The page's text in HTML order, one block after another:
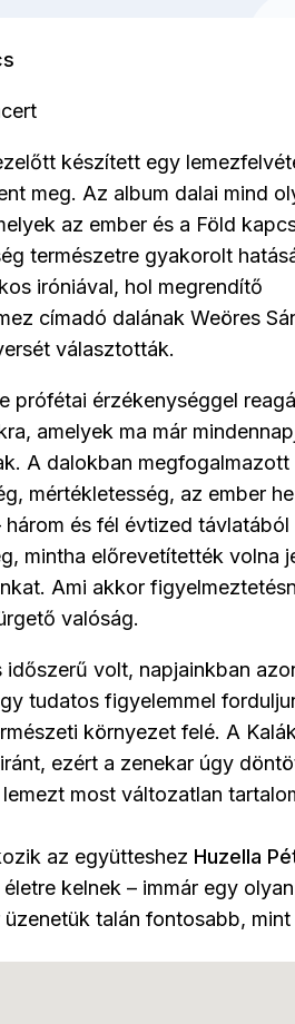
készített egy
meg. Az album dalai mind
az ember és a Föld
természetre gyakorolt
iróniával, hol megrendítő
címadó dalának Weöres
választották.
prófétai érzékenységgel
amelyek ma már
A dalokban megfogalmazott
mértékletesség, az ember
és fél évtized
mintha előrevetítették volna
Ami akkor
valóság.
időszerű volt, napjainkban
tudatos figyelemmel
környezet felé. A
ezért a zenekar úgy
most változatlan
az együtteshez Huzella
kelnek – immár egy olyan
talán fontosabb, mint